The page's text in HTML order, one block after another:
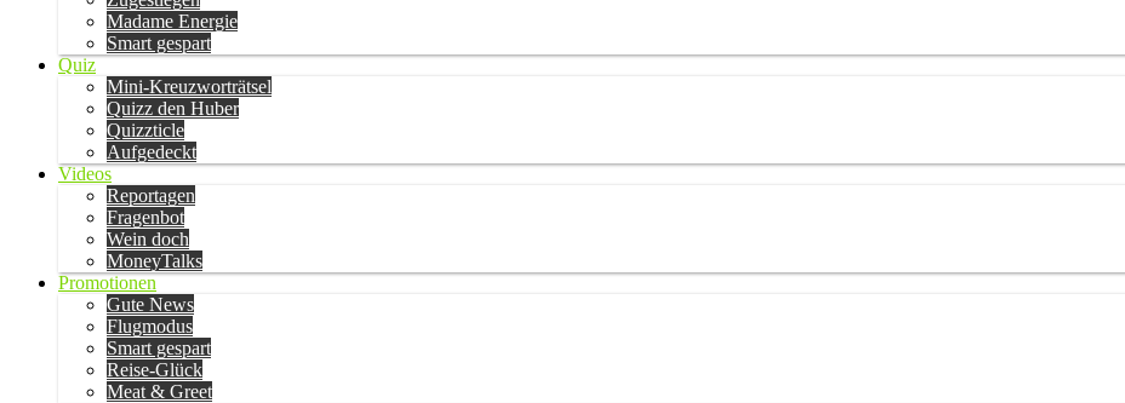
Madame Energie
Smart gespart
Quiz
Mini-Kreuzworträtsel
Quizz den Huber
Quizzticle
Aufgedeckt
Videos
Reportagen
Fragenbot
Wein doch
MoneyTalks
Promotionen
Gute News
Flugmodus
Smart gespart
Reise-Glück
Meat & Greet